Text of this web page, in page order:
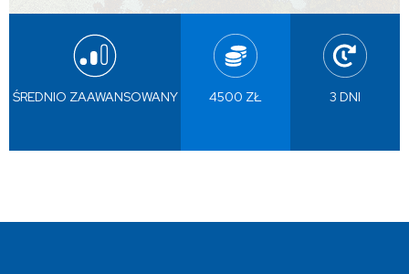
ŚREDNIO ZAAWANSOWANY 4500 ZŁ 3 DNI